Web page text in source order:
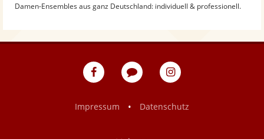
Damen-Ensembles aus ganz Deutschland: individuell & professionell.
eventpeppers
Blog
eventpeppers
Impressum
• Datenschutz